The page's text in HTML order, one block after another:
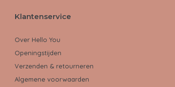
Klantenservice
Over Hello You
Openingstijden
Verzenden & retourneren
Algemene voorwaarden